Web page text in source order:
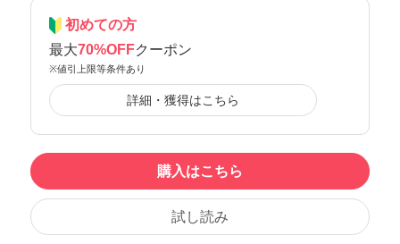
初めての方
最大70%OFFクーポン
※値引上限等条件あり
詳細・獲得はこちら
購入はこちら
試し読み